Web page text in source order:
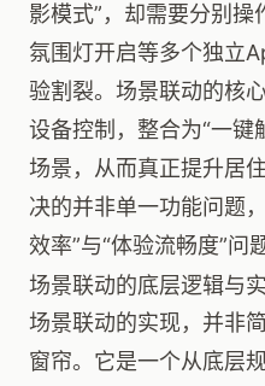
影模式”，却需要分别操
氛围灯开启等多个独立
验割裂。场景联动的核
设备控制，整合为“一键
场景，从而真正提升居
决的并非单一功能问题
效率”与“体验流畅度”问题
场景联动的底层逻辑与
场景联动的实现，并非
窗帘。它是一个从底层